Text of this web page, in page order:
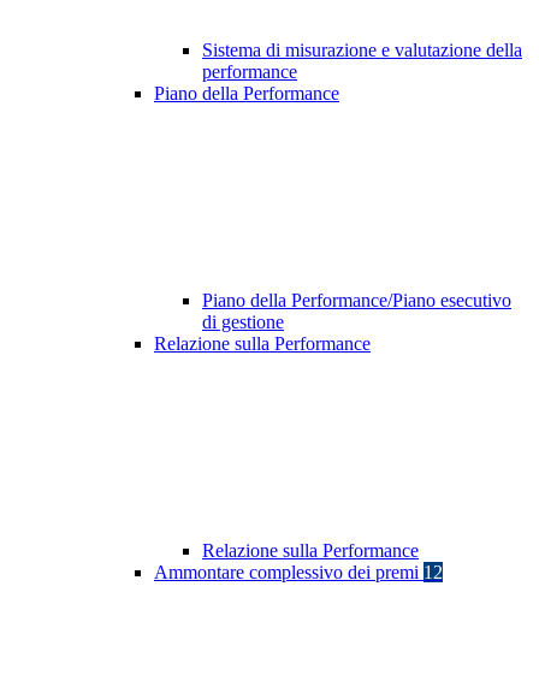
Sistema di misurazione e valutazione della
performance
Piano della Performance
Piano della Performance/Piano esecutivo
di gestione
Relazione sulla Performance
Relazione sulla Performance
Ammontare complessivo dei premi 12